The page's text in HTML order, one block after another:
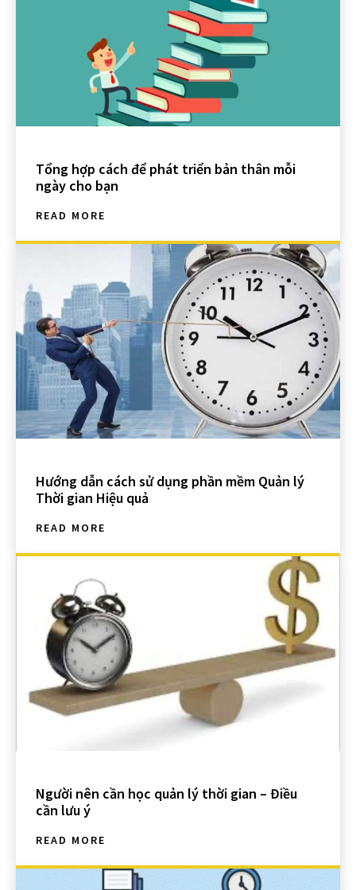
Tổng hợp cách để phát triển bản thân mỗi
ngày cho bạn
READ MORE
Hướng dẫn cách sử dụng phần mềm Quản lý
Thời gian Hiệu quả
READ MORE
Người nên cần học quản lý thời gian – Điều
cần lưu ý
READ MORE